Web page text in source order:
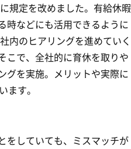
規定を改めました。有給休暇
時などにも活用できるように
内のヒアリングを進めていく
こで、全社的に育休を取りや
グを実施。メリットや実際に
ます。
をしていても、ミスマッチが